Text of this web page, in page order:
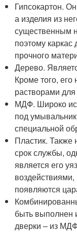
Гипсокартон.
а изделия из
существенным
поэтому каркас
прочного
Дерево.
Кроме того,
растворами
МДФ. Широко
под
специальной
Пластик. Также
срок службы,
является его
появляются
быть выполнен
дверки – из